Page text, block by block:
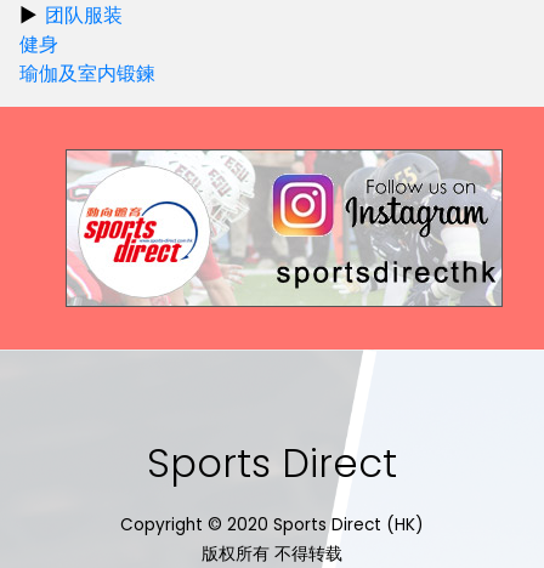
团队服装
健身
瑜伽及室内锻鍊
Sports Direct
Copyright © 2020 Sports Direct (HK)
版权所有 不得转载